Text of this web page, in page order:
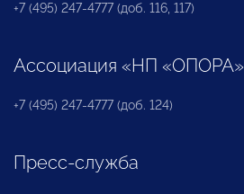
+7 (495) 247-4777 (доб. 116, 117)
Ассоциация «НП «ОПОРА»
+7 (495) 247-4777 (доб. 124)
Пресс-служба